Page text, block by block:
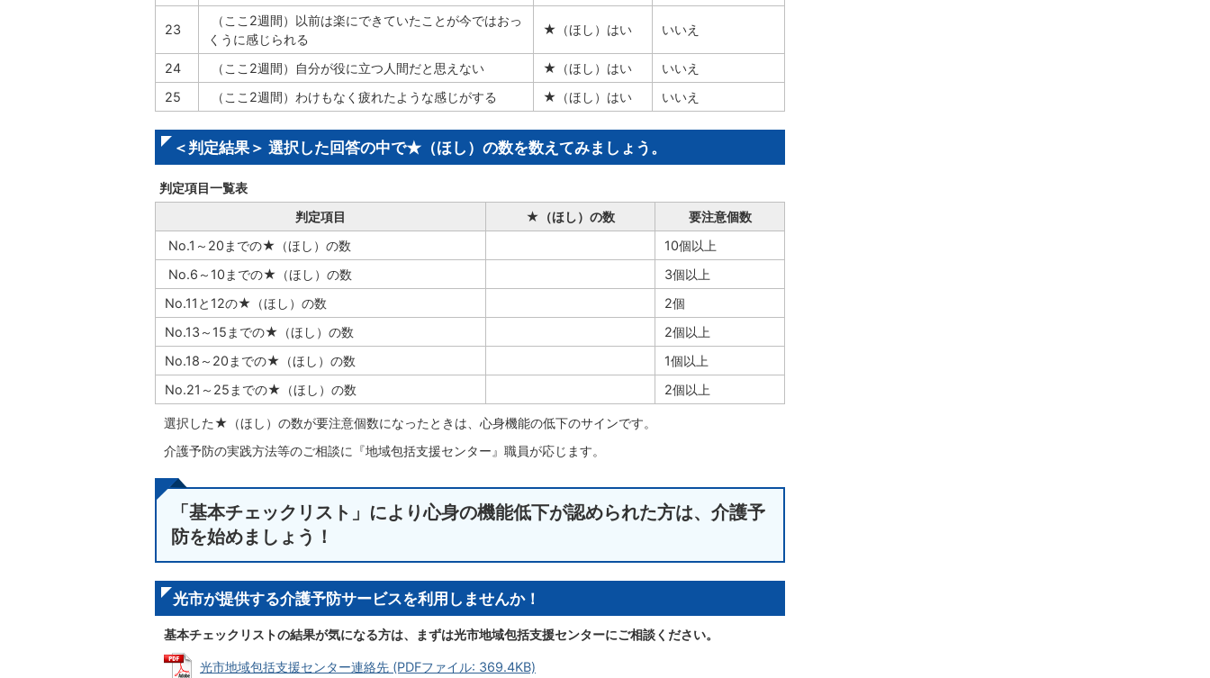
23
（ここ2週間）以前は楽にできていたことが今ではおっ
くうに感じられる
★（ほし）はい いいえ
24 （ここ2週間）自分が役に立つ人間だと思えない ★（ほし）はい
いいえ
25
（ここ2週間）わけもなく疲れたような感じがする ★（ほし）はい いいえ
＜判定結果＞ 選択した回答の中で★（ほし）の数を数えてみましょう。
判定項目一覧表
判定項目
★（ほし）の数
要注意個数
No.1～20までの★（ほし）の数
10個以上
No.6～10までの★（ほし）の数
3個以上
No.11と12の★（ほし）の数
2個
No.13～15までの★（ほし）の数
2個以上
No.18～20までの★（ほし）の数
1個以上
No.21～25までの★（ほし）の数
2個以上
選択した★（ほし）の数が要注意個数になったときは、心身機能の低下のサインです。
介護予防の実践方法等のご相談に『地域包括支援センター』職員が応じます。
「基本チェックリスト」により心身の機能低下が認められた方は、介護予
防を始めましょう！
光市が提供する介護予防サービスを利用しませんか！
基本チェックリストの結果が気になる方は、まずは光市地域包括支援センターにご相談ください。
光市地域包括支援センター連絡先 (PDFファイル: 369.4KB)